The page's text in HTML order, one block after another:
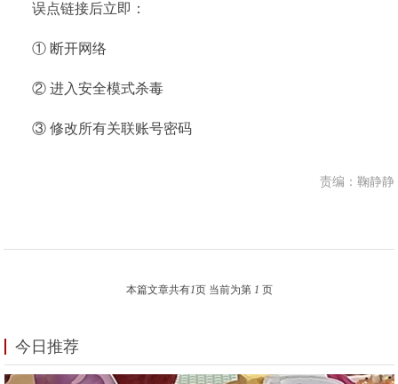
误点链接后立即：
① 断开网络
② 进入安全模式杀毒
③ 修改所有关联账号密码
责编：鞠静静
本篇文章共有1页 当前为第 1 页
今日推荐